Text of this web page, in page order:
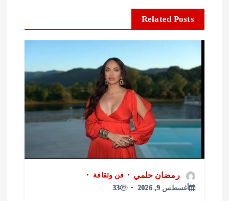
Related Posts
رمضان حلمي
فن وثقافة
أغسطس 9, 2026
33